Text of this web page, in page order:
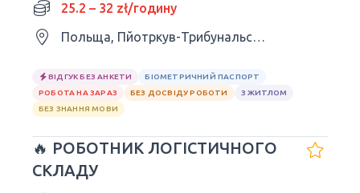
25.2 – 32 zł/годину
Польща, Пйотркув-Трибунальський
ВІДГУК БЕЗ АНКЕТИ
БІОМЕТРИЧНИЙ ПАСПОРТ
РОБОТА НА ЗАРАЗ
БЕЗ ДОСВІДУ РОБОТИ
З ЖИТЛОМ
БЕЗ ЗНАННЯ МОВИ
🔥 РОБОТНИК ЛОГІСТИЧНОГО
СКЛАДУ